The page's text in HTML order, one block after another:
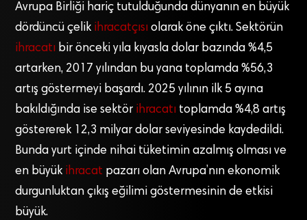
Avrupa Birliği hariç tutulduğunda dünyanın en büyük
dördüncü çelik ihracatçısı olarak öne çıktı. Sektörün
ihracatı bir önceki yıla kıyasla dolar bazında %4,5
artarken, 2017 yılından bu yana toplamda %56,3
artış göstermeyi başardı. 2025 yılının ilk 5 ayına
bakıldığında ise sektör ihracatı toplamda %4,8 artış
göstererek 12,3 milyar dolar seviyesinde kaydedildi.
Bunda yurt içinde nihai tüketimin azalmış olması ve
en büyük ihracat pazarı olan Avrupa’nın ekonomik
durgunluktan çıkış eğilimi göstermesinin de etkisi
büyük.